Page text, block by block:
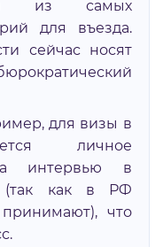
из самых
для въезда.
сейчас носят
для визы в
личное
интервью в
(так как в РФ
что